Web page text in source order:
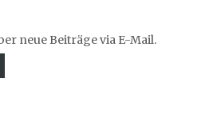
neue Beiträge via E-Mail.